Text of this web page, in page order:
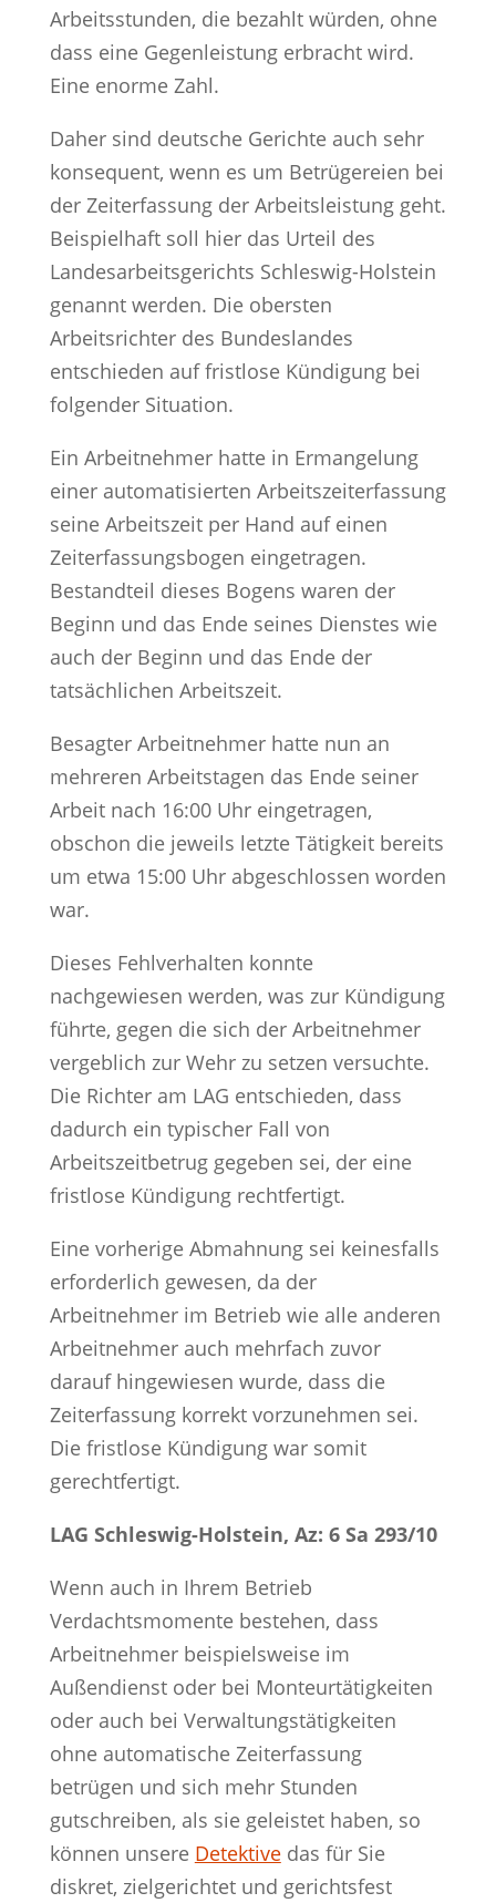
Arbeitsstunden, die bezahlt würden, ohne
dass eine Gegenleistung erbracht wird.
Eine enorme Zahl.
Daher sind deutsche Gerichte auch sehr
konsequent, wenn es um Betrügereien bei
der Zeiterfassung der Arbeitsleistung geht.
Beispielhaft soll hier das Urteil des
Landesarbeitsgerichts Schleswig-Holstein
genannt werden. Die obersten
Arbeitsrichter des Bundeslandes
entschieden auf fristlose Kündigung bei
folgender Situation.
Ein Arbeitnehmer hatte in Ermangelung
einer automatisierten Arbeitszeiterfassung
seine Arbeitszeit per Hand auf einen
Zeiterfassungsbogen eingetragen.
Bestandteil dieses Bogens waren der
Beginn und das Ende seines Dienstes wie
auch der Beginn und das Ende der
tatsächlichen Arbeitszeit.
Besagter Arbeitnehmer hatte nun an
mehreren Arbeitstagen das Ende seiner
Arbeit nach 16:00 Uhr eingetragen,
obschon die jeweils letzte Tätigkeit bereits
um etwa 15:00 Uhr abgeschlossen worden
war.
Dieses Fehlverhalten konnte
nachgewiesen werden, was zur Kündigung
führte, gegen die sich der Arbeitnehmer
vergeblich zur Wehr zu setzen versuchte.
Die Richter am LAG entschieden, dass
dadurch ein typischer Fall von
Arbeitszeitbetrug gegeben sei, der eine
fristlose Kündigung rechtfertigt.
Eine vorherige Abmahnung sei keinesfalls
erforderlich gewesen, da der
Arbeitnehmer im Betrieb wie alle anderen
Arbeitnehmer auch mehrfach zuvor
darauf hingewiesen wurde, dass die
Zeiterfassung korrekt vorzunehmen sei.
Die fristlose Kündigung war somit
gerechtfertigt.
LAG Schleswig-Holstein, Az: 6 Sa 293/10
Wenn auch in Ihrem Betrieb
Verdachtsmomente bestehen, dass
Arbeitnehmer beispielsweise im
Außendienst oder bei Monteurtätigkeiten
oder auch bei Verwaltungstätigkeiten
ohne automatische Zeiterfassung
betrügen und sich mehr Stunden
gutschreiben, als sie geleistet haben, so
können unsere Detektivedas für Sie
diskret, zielgerichtet und gerichtsfest